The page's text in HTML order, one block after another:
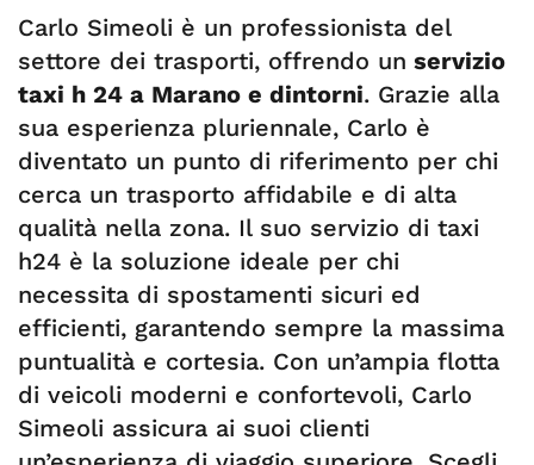
Carlo Simeoli è un professionista del
settore dei trasporti, offrendo un servizio
taxi h 24 a Marano e dintorni. Grazie alla
sua esperienza pluriennale, Carlo è
diventato un punto di riferimento per chi
cerca un trasporto affidabile e di alta
qualità nella zona. Il suo servizio di taxi
h24 è la soluzione ideale per chi
necessita di spostamenti sicuri ed
efficienti, garantendo sempre la massima
puntualità e cortesia. Con un’ampia flotta
di veicoli moderni e confortevoli, Carlo
Simeoli assicura ai suoi clienti